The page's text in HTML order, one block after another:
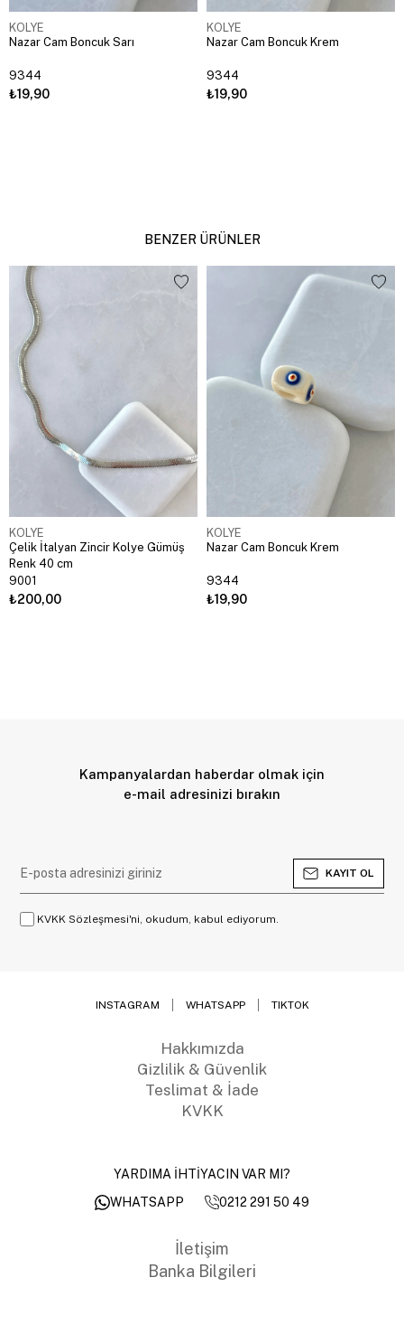
KOLYE
Nazar Cam Boncuk Sarı
9344
₺19,90
KOLYE
Nazar Cam Boncuk Krem
9344
₺19,90
BENZER ÜRÜNLER
KOLYE
Çelik İtalyan Zincir Kolye Gümüş
Renk 40 cm
9001
₺200,00
KOLYE
Nazar Cam Boncuk Krem
9344
₺19,90
Kampanyalardan haberdar olmak için
e-mail adresinizi bırakın
KAYIT OL
KVKK Sözleşmesi'ni, okudum, kabul ediyorum.
INSTAGRAM WHATSAPP TIKTOK
Hakkımızda
Gizlilik & Güvenlik
Teslimat & İade
KVKK
YARDIMA İHTİYACIN VAR MI?
WHATSAPP
0212 291 50 49
İletişim
Banka Bilgileri